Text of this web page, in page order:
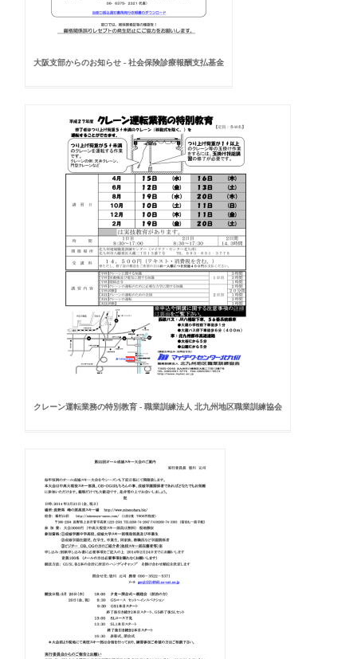
大阪支部からのお知らせ - 社会保険診療報酬支払基金
クレーン運転業務の特別教育 - 職業訓練法人 北九州地区職業訓練協会